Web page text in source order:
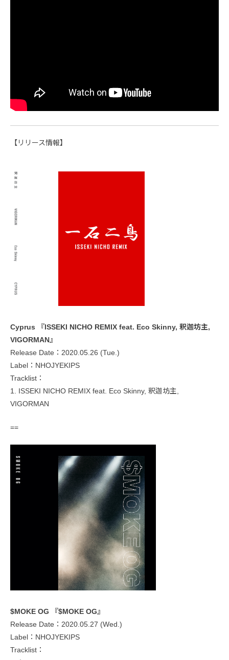
【リリース情報】
Cyprus 『ISSEKI NICHO REMIX feat. Eco Skinny, 釈迦坊主,
VIGORMAN』
Release Date：2020.05.26 (Tue.)
Label：NHOJYEKIPS
Tracklist：
1. ISSEKI NICHO REMIX feat. Eco Skinny, 釈迦坊主,
VIGORMAN
==
$MOKE OG 『$MOKE OG』
Release Date：2020.05.27 (Wed.)
Label：NHOJYEKIPS
Tracklist：